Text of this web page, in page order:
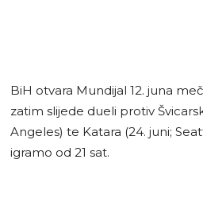
BiH otvara Mundijal 12. juna
zatim slijede dueli protiv
Angeles) te Katara (24. juni;
igramo od 21 sat.